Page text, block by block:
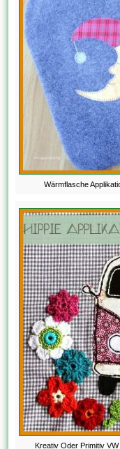
Wärmflasche
Kreativ Oder Primitiv